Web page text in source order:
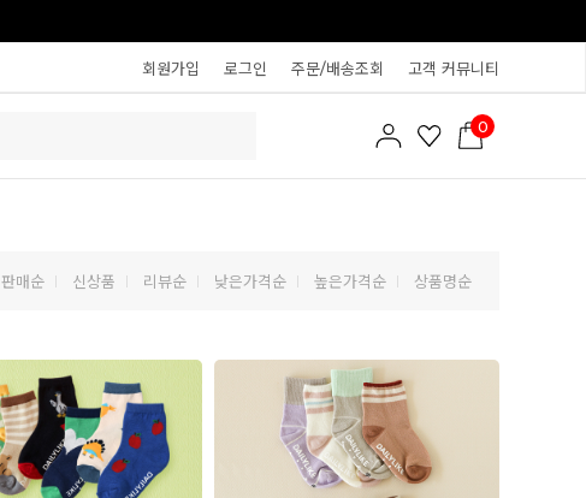
회원가입 로그인 주문/배송조회 고객 커뮤니티
0
판매순 신상품 리뷰순 낮은가격순 높은가격순 상품명순